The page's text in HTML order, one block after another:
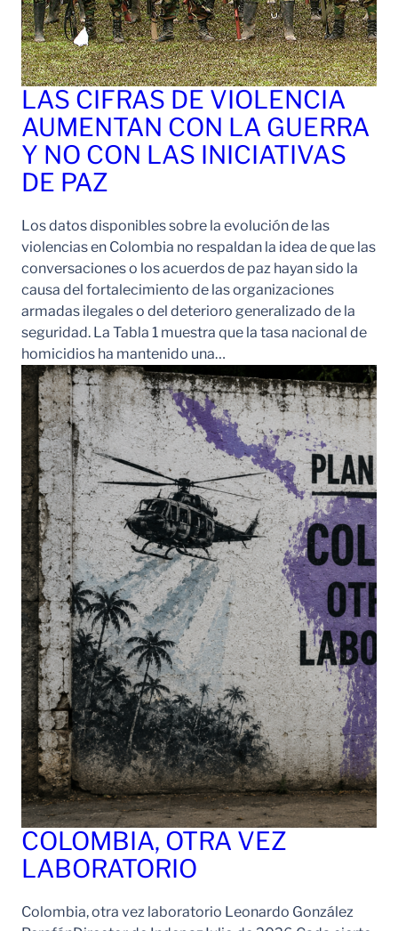
LAS CIFRAS DE VIOLENCIA
AUMENTAN CON LA GUERRA
Y NO CON LAS INICIATIVAS
DE PAZ
Los datos disponibles sobre la evolución de las
violencias en Colombia no respaldan la idea de que las
conversaciones o los acuerdos de paz hayan sido la
causa del fortalecimiento de las organizaciones
armadas ilegales o del deterioro generalizado de la
seguridad. La Tabla 1 muestra que la tasa nacional de
homicidios ha mantenido una…
COLOMBIA, OTRA VEZ
LABORATORIO
Colombia, otra vez laboratorio Leonardo González